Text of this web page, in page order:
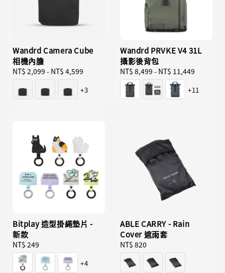
Wandrd Camera Cube
相機內膽
Regular
price
NT$ 2,099 - NT$ 4,599
+3
Wandrd PRVKE V4 31L
攝影後背包
Regular
price
NT$ 8,499 - NT$ 11,449
+11
Bitplay 造型掛繩墊片 -
新款
Regular
price
NT$ 249
+4
ABLE CARRY - Rain
Cover 遮雨套
Regular
price
NT$ 820